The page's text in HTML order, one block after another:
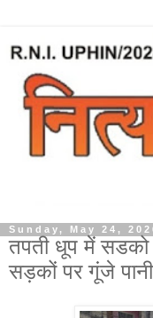
Sunday, May 24,
तपती धूप में सडको
सड़कों पर गूंजे पानी